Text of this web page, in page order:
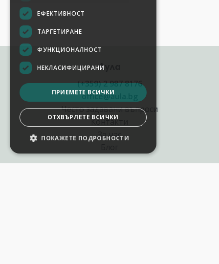
Аула
(+359) 2 987 8176
office@aula.bg
Често задавани въпроси
Контакти
За нас
ЕФЕКТИВНОСТ
ТАРГЕТИРАНЕ
ФУНКЦИОНАЛНОСТ
НЕКЛАСИФИЦИРАНИ
ПРИЕМЕТЕ ВСИЧКИ
ОТХВЪРЛЕТЕ ВСИЧКИ
ПОКАЖЕТЕ ПОДРОБНОСТИ